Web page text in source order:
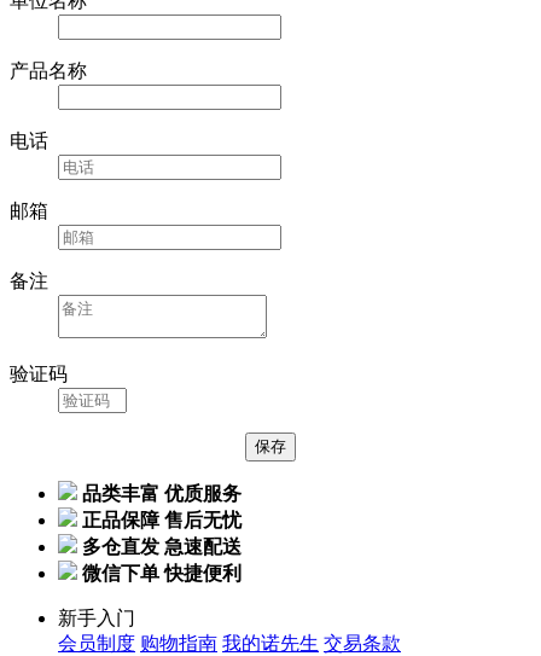
产品名称
电话
邮箱
备注
验证码
品类丰富 优质服务
正品保障 售后无忧
多仓直发 急速配送
微信下单 快捷便利
新手入门
会员制度 购物指南 我的诺先生 交易条款